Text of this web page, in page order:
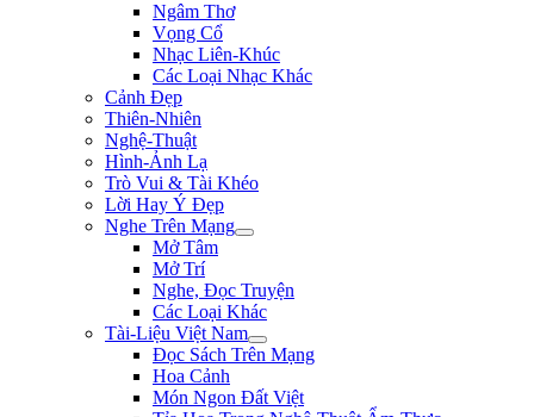
Ngâm Thơ
Vọng Cổ
Nhạc Liên-Khúc
Các Loại Nhạc Khác
Cảnh Đẹp
Thiên-Nhiên
Nghệ-Thuật
Hình-Ảnh Lạ
Trò Vui & Tài Khéo
Lời Hay Ý Đẹp
Nghe Trên Mạng
Mở Tâm
Mở Trí
Nghe, Đọc Truyện
Các Loại Khác
Tài-Liệu Việt Nam
Đọc Sách Trên Mạng
Hoa Cảnh
Món Ngon Đất Việt